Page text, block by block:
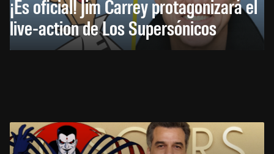
¡Es oficial! Jim Carrey protagonizará el
live-action de Los Supersónicos